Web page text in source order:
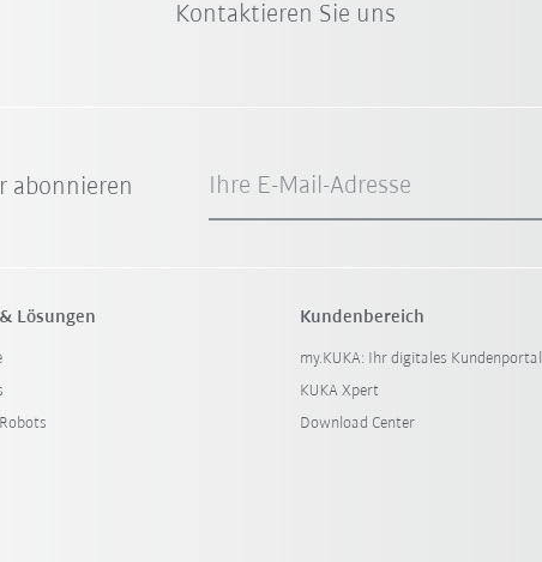
Kontaktieren Sie uns
abonnieren Ihre E-Mail-Adresse
Lösungen Kundenbereich
my.KUKA: Ihr digitales Kundenportal
KUKA Xpert
Download Center